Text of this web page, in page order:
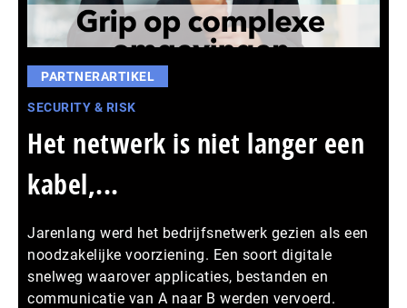
PARTNERARTIKEL
SECURITY & RISK
Het netwerk is niet langer een
kabel,...
Jarenlang werd het bedrijfsnetwerk gezien als een
noodzakelijke voorziening. Een soort digitale
snelweg waarover applicaties, bestanden en
communicatie van A naar B werden vervoerd.